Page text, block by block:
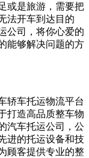
或是旅游，需要把
法开车到达目的
公司，将你心爱的
能够解决问题的方
轿车托运物流平台
打造高品质整车物
汽车托运公司，公
进的托运设备和技
顾客提供专业的整